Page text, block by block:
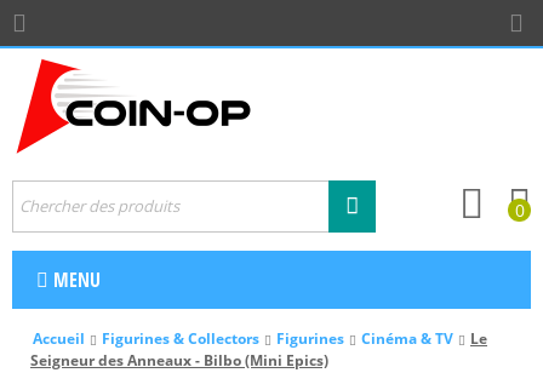
0
MENU
Accueil Figurines & Collectors Figurines Cinéma & TV
Le
Seigneur des Anneaux - Bilbo (Mini Epics)